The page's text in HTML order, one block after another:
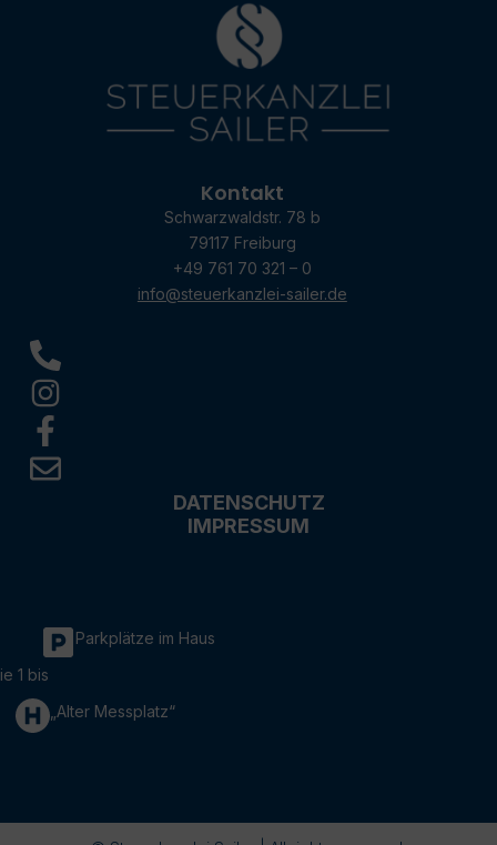
Kontakt
Schwarzwaldstr. 78 b
79117 Freiburg
+49 761 70 321 – 0
info@steuerkanzlei-sailer.de
DATENSCHUTZ
IMPRESSUM
Parkplätze im Haus
1 bis
„Alter Messplatz“